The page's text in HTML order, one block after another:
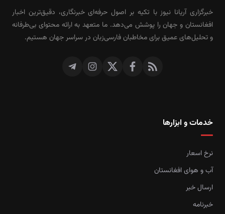
خبرگزاری آریانا نیوز با تکیه بر اصول حرفه‌ای خبرنگاری، دقیق‌ترین اخبار
افغانستان و جهان را پوشش می‌دهد. ما متعهد به ارائه محتوای بی‌طرفانه
و تحلیل‌های عمیق برای مخاطبان فارسی‌زبان در سراسر جهان هستیم.
خدمات و ابزارها
نرخ اسعار
آب و هوای افغانستان
ارسال خبر
خبرنامه